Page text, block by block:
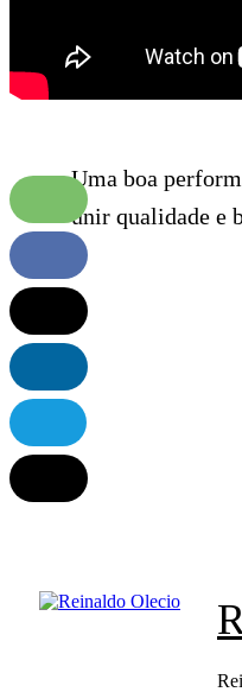
Uma boa
unir qualidade e